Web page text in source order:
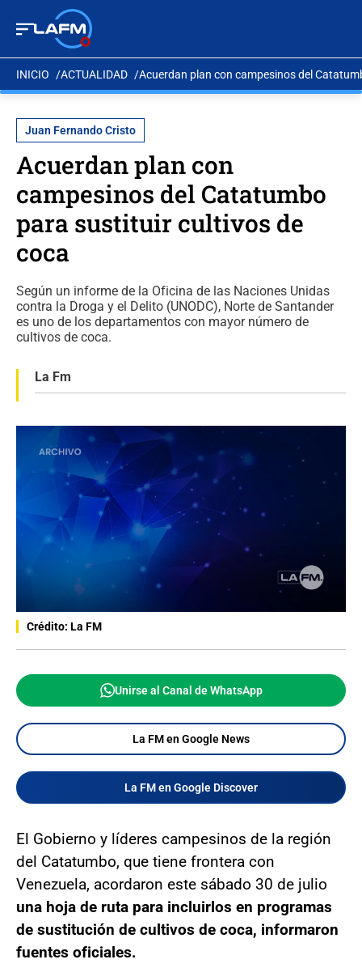
INICIO ACTUALIDAD Acuerdan plan con campesinos del
Juan Fernando Cristo
Acuerdan plan con
campesinos del Catatumbo
para sustituir cultivos de
coca
Según un informe de la Oficina de las Naciones Unidas
contra la Droga y el Delito (UNODC), Norte de Santander
es uno de los departamentos con mayor número de
cultivos de coca.
La Fm
Crédito: La FM
Unirse al Canal de WhatsApp
La FM en Google News
La FM en Google Discover
El Gobierno y líderes campesinos de la región
del Catatumbo, que tiene frontera con
Venezuela, acordaron este sábado 30 de julio
una hoja de ruta para incluirlos en programas
de sustitución de cultivos de coca, informaron
fuentes oficiales.